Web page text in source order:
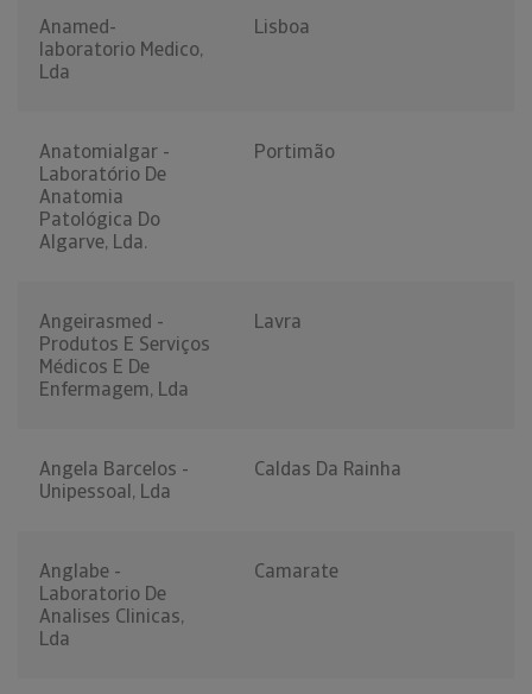
Anamed-
laboratorio Medico,
Lda
Lisboa
Anatomialgar -
Laboratório De
Anatomia
Patológica Do
Algarve, Lda.
Portimão
Angeirasmed -
Produtos E Serviços
Médicos E De
Enfermagem, Lda
Lavra
Angela Barcelos -
Unipessoal, Lda
Caldas Da Rainha
Anglabe -
Laboratorio De
Analises Clinicas,
Lda
Camarate